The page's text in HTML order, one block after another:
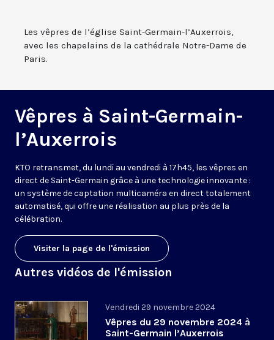
Les vêpres de l’église Saint-Germain-l’Auxerrois,
avec les chapelains de la cathédrale Notre-Dame de
Paris.
Vêpres à Saint-Germain-
l’Auxerrois
KTO retransmet, du lundi au vendredi à 17h45, les vêpres en
direct de Saint-Germain grâce à une technologie innovante :
un système de captation multicaméra en direct totalement
automatisé, qui offre une réalisation au plus près de la
célébration.
Visiter la page de l'émission
Autres vidéos de l'émission
Vendredi 29 novembre 2024
Vêpres du 29 novembre 2024 à
Saint-Germain l’Auxerrois